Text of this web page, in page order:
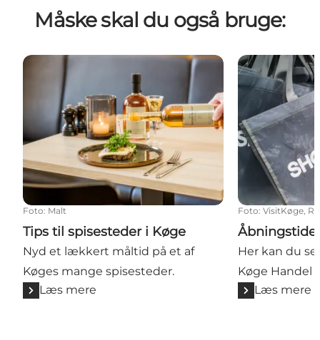
Måske skal du også bruge:
Tips til spisesteder i Køge
Foto: Malt
Tips til spisesteder i Køge
Nyd et lækkert måltid på et af
Køges mange spisesteder.
Læs mere
Åbningstider
Foto: VisitKøge,
Her kan du
Køge Handel
Læs mere